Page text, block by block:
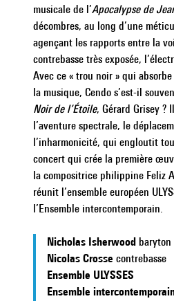
musicale de l’Apocalypse de
décombres, au long d’une
agençant les rapports entre la
contrebasse très exposée,
Avec ce « trou noir » qui
la musique, Cendo s’est-il
Noir de l’Étoile, Gérard Grisey
l’aventure spectrale, le
l’inharmonicité, qui engloutit
concert qui crée la première
la compositrice philippine Feliz
réunit l’ensemble européen
l’Ensemble intercontemporain.
Nicholas Isherwood baryton
Nicolas Crosse contrebasse
Ensemble ULYSSES
Ensemble